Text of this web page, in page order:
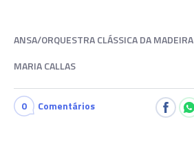
ANSA/ORQUESTRA CLÁSSICA DA MADEIRA
MARIA CALLAS
0 Comentários